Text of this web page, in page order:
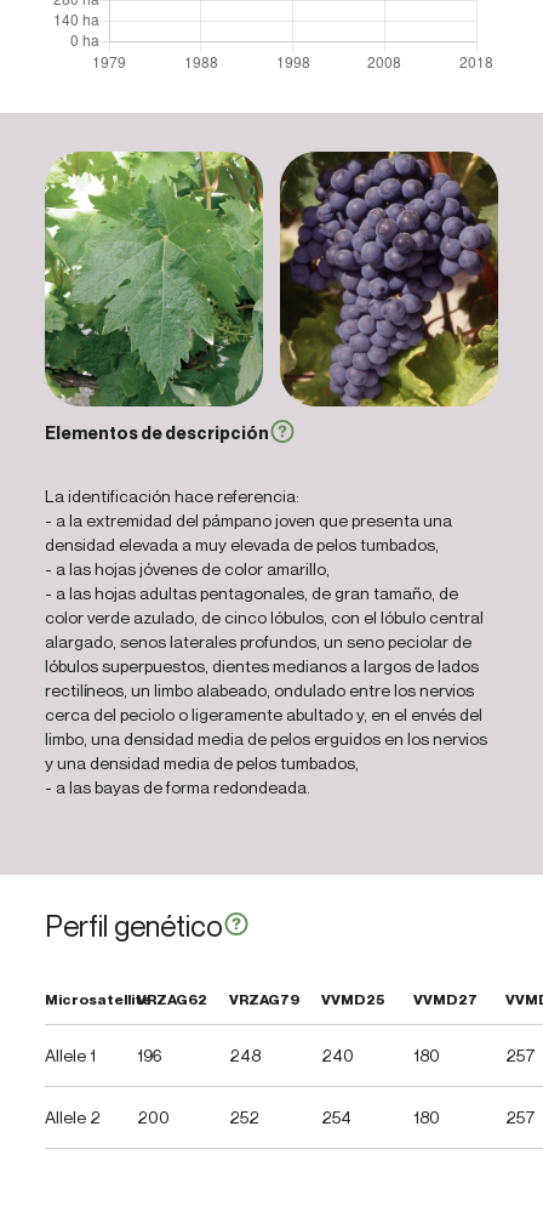
Elementos de descripción
La identificación hace referencia:
- a la extremidad del pámpano joven que presenta una
densidad elevada a muy elevada de pelos tumbados,
- a las hojas jóvenes de color amarillo,
- a las hojas adultas pentagonales, de gran tamaño, de
color verde azulado, de cinco lóbulos, con el lóbulo central
alargado, senos laterales profundos, un seno peciolar de
lóbulos superpuestos, dientes medianos a largos de lados
rectilíneos, un limbo alabeado, ondulado entre los nervios
cerca del peciolo o ligeramente abultado y, en el envés del
limbo, una densidad media de pelos erguidos en los nervios
y una densidad media de pelos tumbados,
- a las bayas de forma redondeada.
Perfil genético
MicrosatelliteVRZAG62 VRZAG79 VVMD25 VVMD27
Allele 1 196 248 240 180 257
Allele 2 200 252 254 180 257